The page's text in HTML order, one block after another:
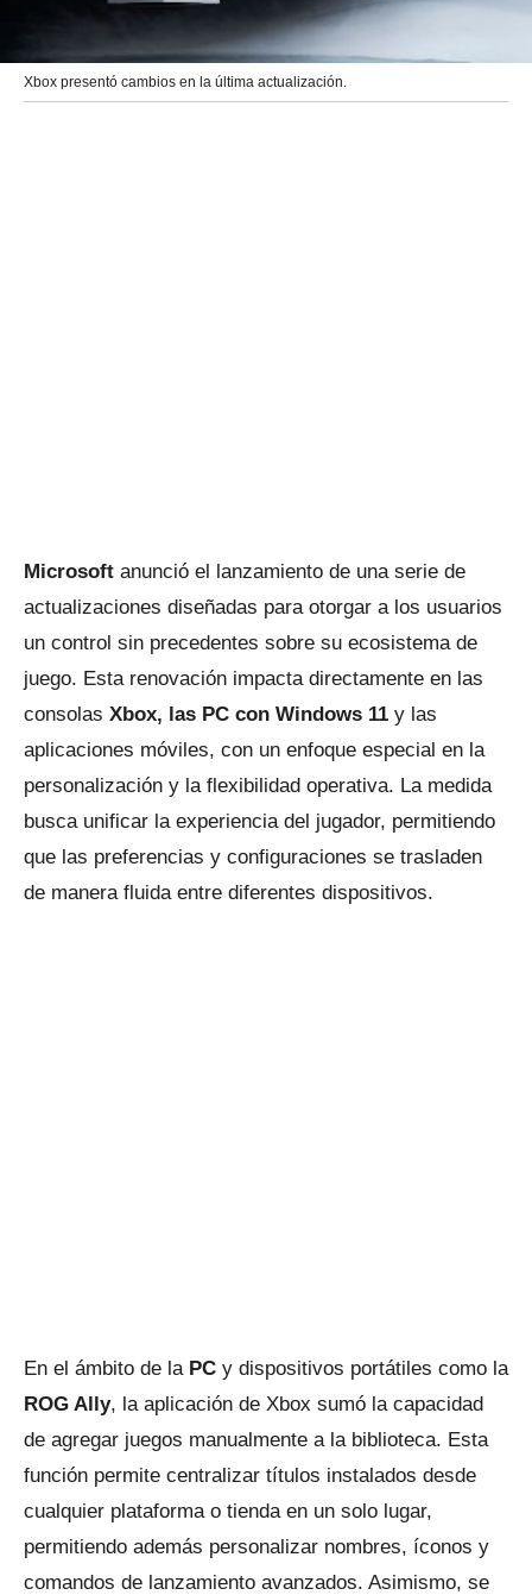
Xbox presentó cambios en la última actualización.
Microsoft anunció el lanzamiento de una serie de
actualizaciones diseñadas para otorgar a los usuarios
un control sin precedentes sobre su ecosistema de
juego. Esta renovación impacta directamente en las
consolas Xbox, las PC con Windows 11 y las
aplicaciones móviles, con un enfoque especial en la
personalización y la flexibilidad operativa. La medida
busca unificar la experiencia del jugador, permitiendo
que las preferencias y configuraciones se trasladen
de manera fluida entre diferentes dispositivos.
En el ámbito de la PC y dispositivos portátiles como la
ROG Ally, la aplicación de Xbox sumó la capacidad
de agregar juegos manualmente a la biblioteca. Esta
función permite centralizar títulos instalados desde
cualquier plataforma o tienda en un solo lugar,
permitiendo además personalizar nombres, íconos y
comandos de lanzamiento avanzados. Asimismo, se